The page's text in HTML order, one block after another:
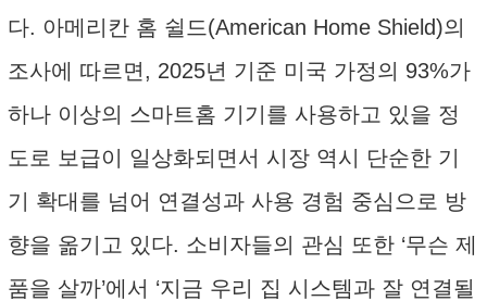
다. 아메리칸 홈 쉴드(American Home Shield)의
조사에 따르면, 2025년 기준 미국 가정의 93%가
하나 이상의 스마트홈 기기를 사용하고 있을 정
도로 보급이 일상화되면서 시장 역시 단순한 기
기 확대를 넘어 연결성과 사용 경험 중심으로 방
향을 옮기고 있다. 소비자들의 관심 또한 ‘무슨 제
품을 살까’에서 ‘지금 우리 집 시스템과 잘 연결될